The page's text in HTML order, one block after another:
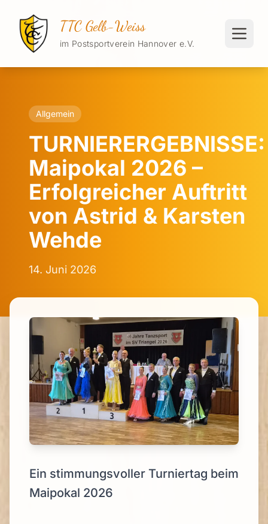
TTC Gelb-Weiss
im Postsportverein Hannover e.V.
Allgemein
TURNIERERGEBNISSE:
Maipokal 2026 –
Erfolgreicher Auftritt
von Astrid & Karsten
Wehde
14. Juni 2026
Ein stimmungsvoller Turniertag beim
Maipokal 2026